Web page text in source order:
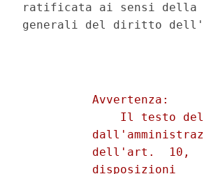
ratificata ai sensi della
          Avvertenza:
Il testo
dell'art.  10,
disposizioni